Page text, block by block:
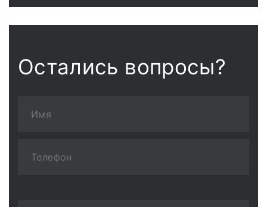
Остались вопросы?